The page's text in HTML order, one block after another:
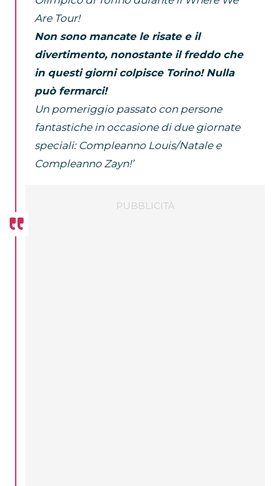
Are Tour!
Non sono mancate le risate e il
divertimento, nonostante il freddo che
in questi giorni colpisce Torino! Nulla
può fermarci!
Un pomeriggio passato con persone
fantastiche in occasione di due giornate
speciali: Compleanno Louis/Natale e
Compleanno Zayn!’